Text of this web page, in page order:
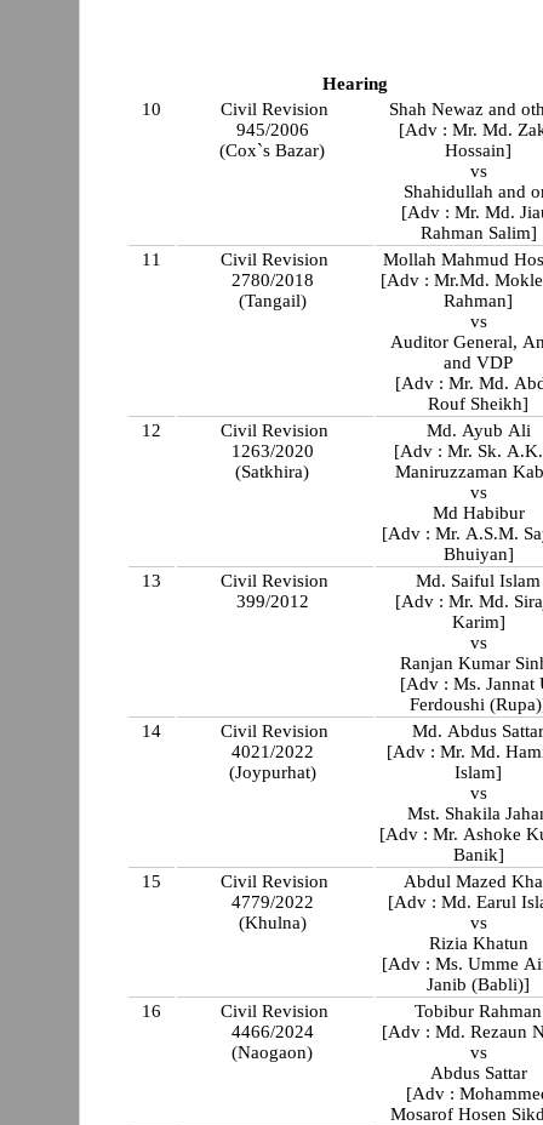
Hearing
10
Civil Revision
945/2006
(Cox`s Bazar)
Shah Newaz and
[Adv : Mr. Md.
Hossain]
vs
Shahidullah and
[Adv : Mr. Md.
Rahman Salim]
11
Civil Revision
2780/2018
(Tangail)
Mollah Mahmud
[Adv : Mr.Md.
Rahman]
vs
Auditor General,
and VDP
[Adv : Mr. Md.
Rouf Sheikh]
12
Civil Revision
1263/2020
(Satkhira)
Md. Ayub Ali
[Adv : Mr. Sk.
Maniruzzaman
vs
Md Habibur
[Adv : Mr. A.S.M.
Bhuiyan]
13
Civil Revision
399/2012
Md. Saiful Islam
[Adv : Mr. Md.
Karim]
vs
Ranjan Kumar
[Adv : Ms. Jannat
Ferdoushi
14
Civil Revision
4021/2022
(Joypurhat)
Md. Abdus
[Adv : Mr. Md.
Islam]
vs
Mst. Shakila
[Adv : Mr. Ashoke
Banik]
15
Civil Revision
4779/2022
(Khulna)
Abdul Mazed
[Adv : Md. Earul
vs
Rizia Khatun
[Adv : Ms. Umme
Janib (Babli)]
16
Civil Revision
4466/2024
(Naogaon)
Tobibur Rahman
[Adv : Md. Rezaun
vs
Abdus Sattar
[Adv :
Mosarof Hosen